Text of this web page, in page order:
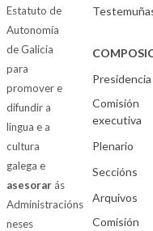
Estatuto de
Autonomía
de Galicia
para
promover e
difundir a
lingua e a
cultura
galega e
asesorarás
Administracións
neses
Presidencia
Comisión
executiva
Plenario
Seccións
Arquivos
Comisión